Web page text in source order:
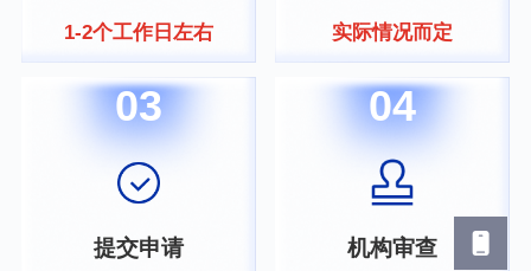
1-2个工作日左右 实际情况而定
03
提交申请
04
机构审查